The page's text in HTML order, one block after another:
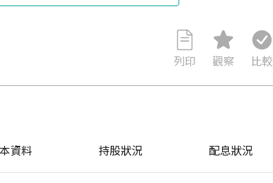
列印 觀察 比較
資料 持股狀況 配息狀況